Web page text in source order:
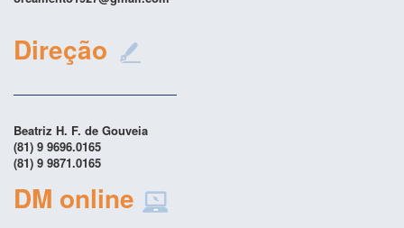
Direção
Beatriz H. F. de Gouveia
(81) 9 9696.0165
(81) 9 9871.0165
DM online